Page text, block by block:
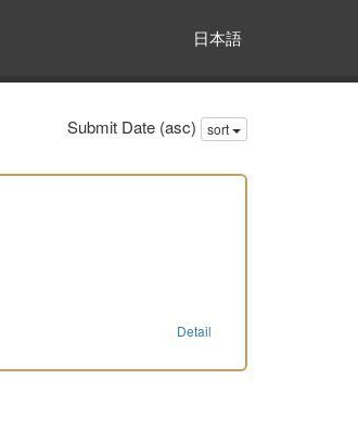
日本語
Submit Date (asc) sort
Detail